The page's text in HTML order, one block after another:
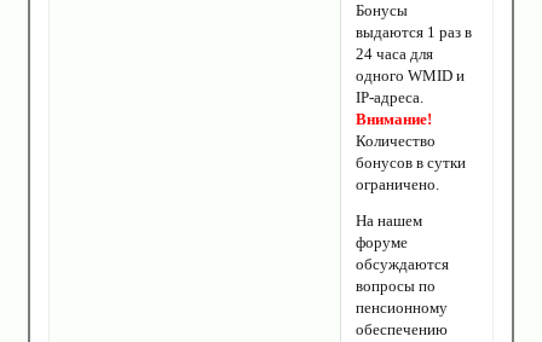
Бонусы
выдаются 1 раз в
24 часа для
одного WMID и
IP-адреса.
Внимание!
Количество
бонусов в сутки
ограничено.
На нашем
форуме
обсуждаются
вопросы по
пенсионному
обеспечению